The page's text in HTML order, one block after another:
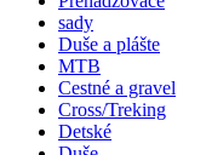
sady
Duše a plášte
MTB
Cestné a gravel
Cross/Treking
Detské